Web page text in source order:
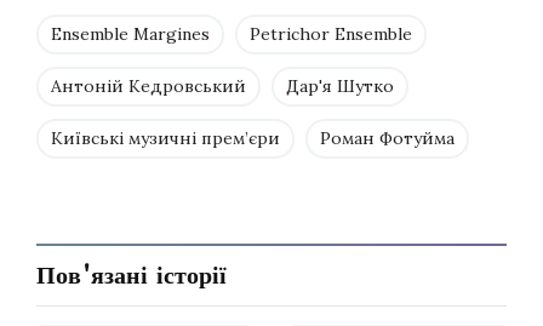
Ensemble Margines Petrichor Ensemble
Антоній Кедровський Дар'я Шутко
Київські музичні прем’єри Роман Фотуйма
Пов'язані історії